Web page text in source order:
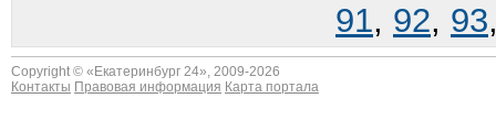
91, 92, 93
Copyright © « Екатеринбург 24», 2009-2026
Контакты Правовая информация Карта портала